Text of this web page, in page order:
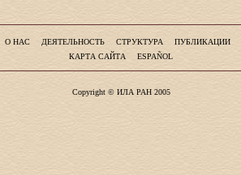
О НАС ДЕЯТЕЛЬНОСТЬ СТРУКТУРА ПУБЛИКАЦИИ
КАРТА САЙТА
ESPAÑOL
Copyright © ИЛА РАН 2005